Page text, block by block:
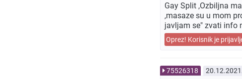
Gay Split ,Ozbiljna
,masaze su u mom
javljam se" zvati info
Oprez! Korisnik je
75526318